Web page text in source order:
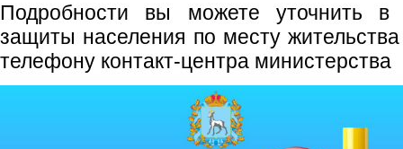
Подробности вы можете уточнить в
защиты населения по месту
телефону контакт-центра